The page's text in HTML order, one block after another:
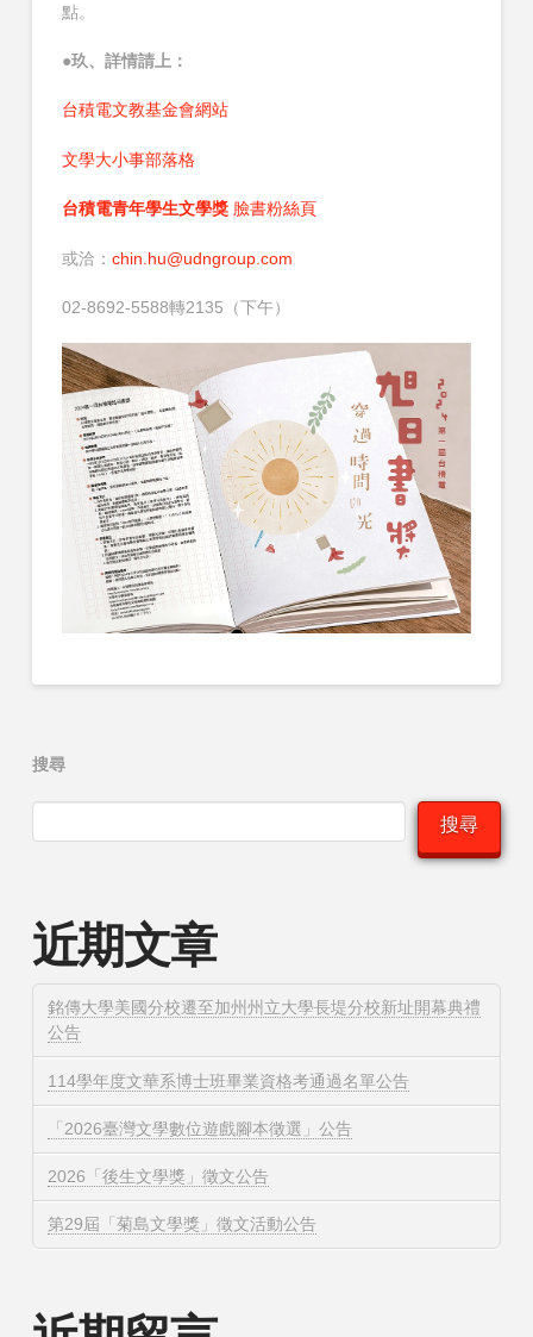
點。
●玖、詳情請上：
台積電文教基金會網站
文學大小事部落格
台積電青年學生文學獎 臉書粉絲頁
或洽： chin.hu@udngroup.com
02-8692-5588轉2135（下午）
搜尋
搜尋
近期文章
銘傳大學美國分校遷至加州州立大學長堤分校新址開幕典禮
公告
114學年度文華系博士班畢業資格考通過名單公告
「2026臺灣文學數位遊戲腳本徵選」公告
2026「後生文學獎」徵文公告
第29屆「菊島文學獎」徵文活動公告